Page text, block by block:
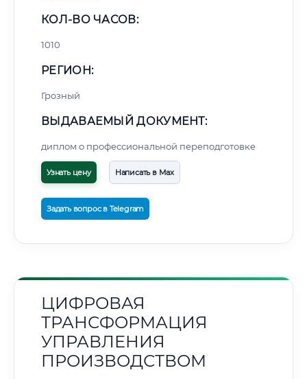
КОЛ-ВО ЧАСОВ:
1010
РЕГИОН:
Грозный
ВЫДАВАЕМЫЙ ДОКУМЕНТ:
диплом о профессиональной переподготовке
Узнать цену Написать в Max
Задать вопрос в Telegram
ЦИФРОВАЯ
ТРАНСФОРМАЦИЯ
УПРАВЛЕНИЯ
ПРОИЗВОДСТВОМ